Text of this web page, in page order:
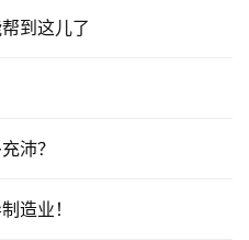
到这儿了
沛？
造业！